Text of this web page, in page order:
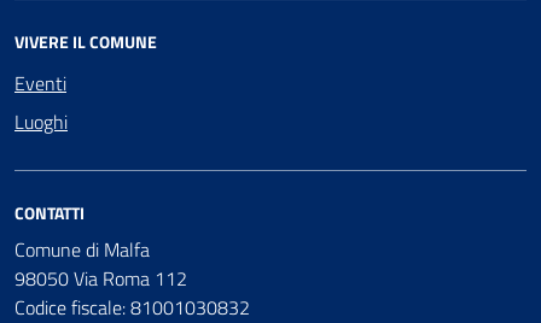
VIVERE IL COMUNE
Eventi
Luoghi
CONTATTI
Comune di Malfa
98050 Via Roma 112
Codice fiscale: 81001030832